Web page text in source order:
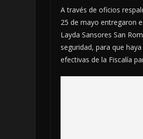
A través de oficios
25 de mayo entregaron
Layda Sansores San
seguridad, para que
efectivas de la Fiscalía